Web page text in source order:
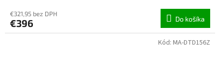
€321,95 bez DPH
€396 Do košíka
Kód: MA-DTD156Z